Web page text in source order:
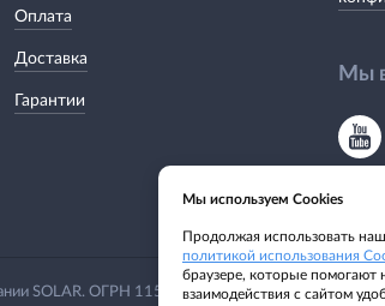
Оплата
Доставка
Гарантии
Мы
SOLAR. ОГРН 1155476135649 Мы
Мы используем Cookies
Продолжая использовать
политикой использования
браузере, которые помогают
взаимодействия с сайтом